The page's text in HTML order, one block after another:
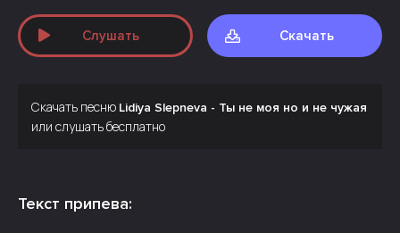
Слушать Скачать
Скачать песню Lidiya Slepneva - Ты не моя но и не чужая
или слушать бесплатно
Текст припева: